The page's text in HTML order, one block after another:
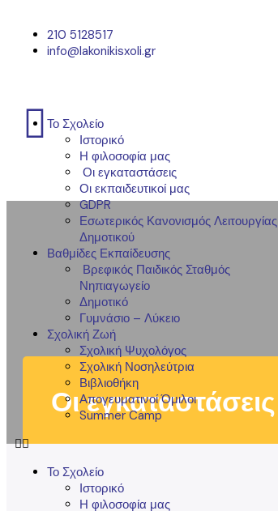
210 5128517
info@lakonikisxoli.gr
Το Σχολείο
Ιστορικό
Η φιλοσοφία μας
Οι εγκαταστάσεις
Οι εκπαιδευτικοί μας
GDPR
Εσωτερικός Κανονισμός Λειτουργίας
Δημοτικού
Βαθμίδες Εκπαίδευσης
Βρεφικός Παιδικός Σταθμός
Νηπιαγωγείο
Δημοτικό
Γυμνάσιο – Λύκειο
Σχολική Ζωή
Σχολική Ψυχολόγος
Σχολική Νοσηλεύτρια
Βιβλιοθήκη
Απογευματινοί Όμιλοι
Summer Camp
Το Σχολείο
Ιστορικό
Η φιλοσοφία μας
Οι εγκαταστάσεις